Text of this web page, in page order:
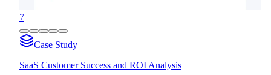
7
Case Study
SaaS Customer Success and ROI Analysis